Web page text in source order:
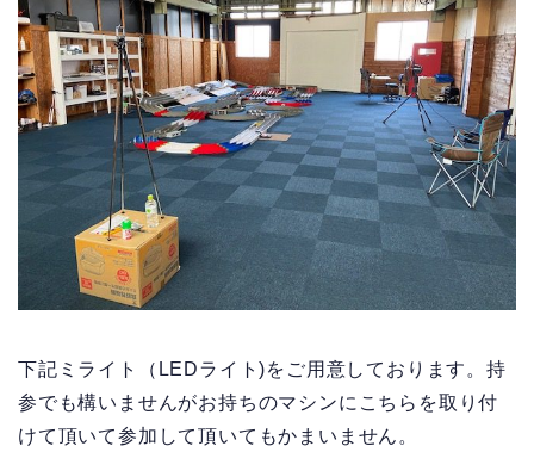
下記ミライト（LEDライト)をご用意しております。持
参でも構いませんがお持ちのマシンにこちらを取り付
けて頂いて参加して頂いてもかまいません。